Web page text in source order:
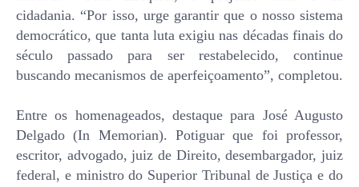
cidadania. “Por isso, urge garantir que o nosso sistema
democrático, que tanta luta exigiu nas décadas finais do
século passado para ser restabelecido, continue
buscando mecanismos de aperfeiçoamento”, completou.
Entre os homenageados, destaque para José Augusto
Delgado (In Memorian). Potiguar que foi professor,
escritor, advogado, juiz de Direito, desembargador, juiz
federal, e ministro do Superior Tribunal de Justiça e do